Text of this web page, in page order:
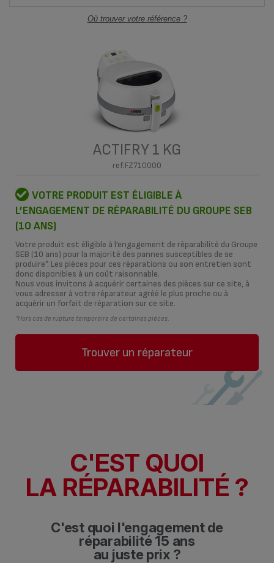
Où trouver votre référence ?
ACTIFRY 1 KG
ref:FZ710000
VOTRE PRODUIT EST ÉLIGIBLE À
L’ENGAGEMENT DE RÉPARABILITÉ DU GROUPE SEB
(10 ANS)
Votre produit est éligible à l’engagement de réparabilité du Groupe
SEB (10 ans) pour la majorité des pannes susceptibles de se
produire*. Les pièces pour ces réparations ou son entretien sont
donc disponibles à un coût raisonnable.
Nous vous invitons à acquérir certaines des pièces sur ce site, à
vous adresser à votre réparateur agréé le plus proche ou à
acquérir un forfait de réparation sur ce site.
*Hors cas de rupture temporaire de certaines pièces.
Trouver un réparateur
C'EST QUOI
LA RÉPARABILITÉ ?
C'est quoi l'engagement de
réparabilité 15 ans
au juste prix ?